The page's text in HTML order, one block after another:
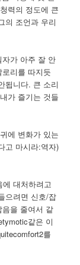
력의 정도에 큰
의 조언과 우리
가 아주 잘 안
리를 따지듯
됩니다. 큰 소리
가 즐기는 것들
에 변화가 있는
고 마시라:역자)
에 대처하려고
으려면 신호/잡
을 줄여서 같
같은 이
를